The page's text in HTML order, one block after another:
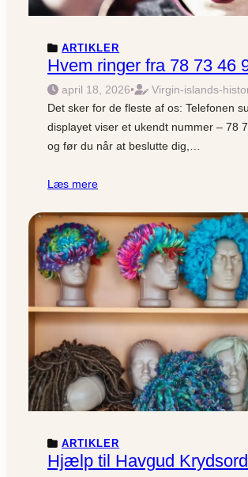
ARTIKLER
Hvem ringer fra 78 73 46
april 18, 2026•
Virgin-islands-
Det sker for de fleste af os: Telefonen
displayet viser et ukendt nummer – 78
og før du når at beslutte dig,…
Læs mere
ARTIKLER
Hjælp til Havgud Krydsord